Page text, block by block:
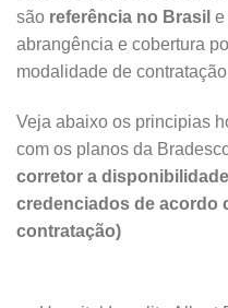
são referência no Brasil e
abrangência e cobertura
modalidade de
Veja abaixo os principias
com os planos da
corretor a
credenciados de acordo
contratação)